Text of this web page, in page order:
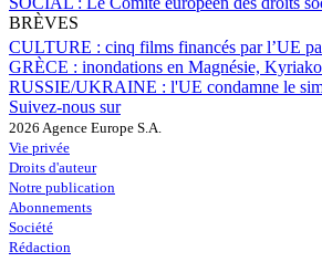
BRÈVES
CULTURE : cinq films financés par l’UE
GRÈCE : inondations en Magnésie,
RUSSIE/UKRAINE : l'UE condamne le
Suivez-nous sur
2026 Agence Europe S.A.
Vie privée
Droits d'auteur
Notre publication
Abonnements
Société
Rédaction